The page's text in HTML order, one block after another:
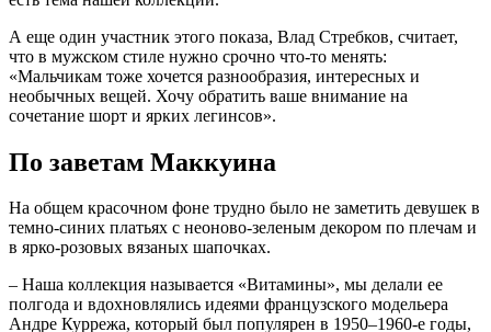
А еще один участник этого показа, Влад Стребков, считает,
что в мужском стиле нужно срочно что-то менять:
«Мальчикам тоже хочется разнообразия, интересных и
необычных вещей. Хочу обратить ваше внимание на
сочетание шорт и ярких легинсов».
По заветам Маккуина
На общем красочном фоне трудно было не заметить девушек в
темно-синих платьях с неоново-зеленым декором по плечам и
в ярко-розовых вязаных шапочках.
– Наша коллекция называется «Витамины», мы делали ее
полгода и вдохновлялись идеями французского модельера
Андре Куррежа, который был популярен в 1950–1960-е годы,